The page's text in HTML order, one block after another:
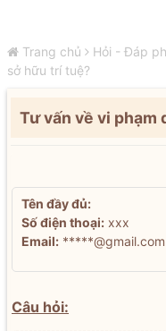
Trang chủ Hỏi - Đáp
sở hữu trí tuệ?
Tư vấn về vi phạm
Tên đầy đủ:
Số điện thoại: xxx
Email: *****@gmail.com
Câu hỏi: